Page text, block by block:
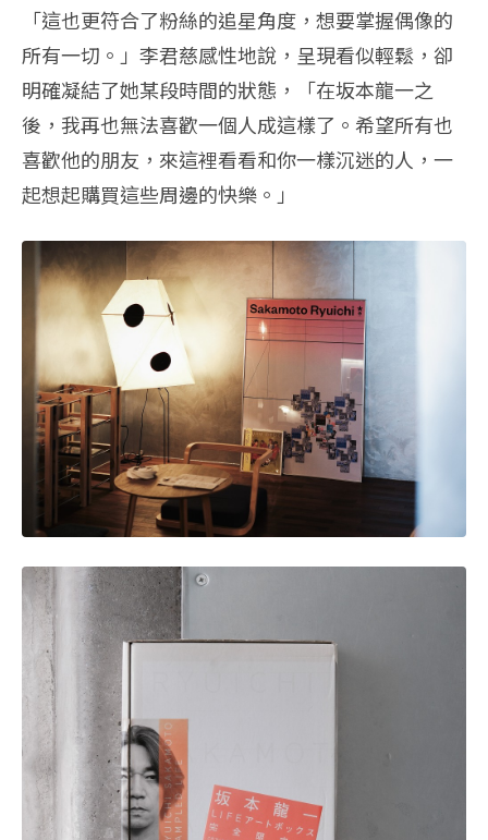
「這也更符合了粉絲的追星角度，想要掌握偶像的
所有一切。」李君慈感性地說，呈現看似輕鬆，卻
明確凝結了她某段時間的狀態，「在坂本龍一之
後，我再也無法喜歡一個人成這樣了。希望所有也
喜歡他的朋友，來這裡看看和你一樣沉迷的人，一
起想起購買這些周邊的快樂。」